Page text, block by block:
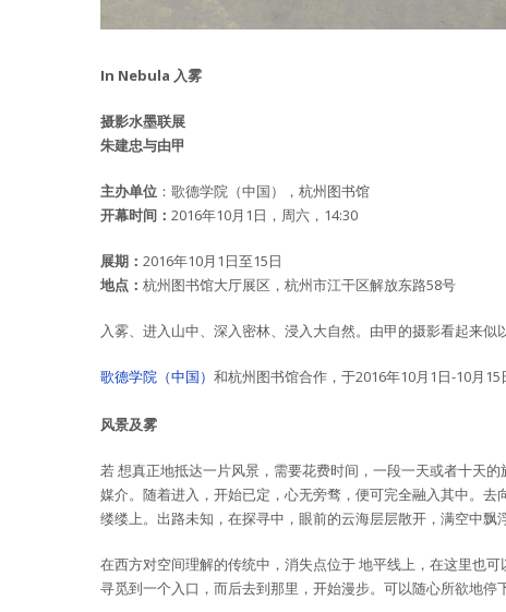
In Nebula 入雾
摄影水墨联展
朱建忠与由甲
主办单位 ：歌德学院（中国），杭州图书馆
开幕时间： 2016年10月1日，周六，14:30
展期： 2016年10月1日至15日
地点： 杭州图书馆大厅展区，杭州市江干区解放东路58号
入雾、进入山中、深入密林、浸入大自然。由甲的摄影看起来
歌德学院（中国） 和杭州图书馆合作，于2016年10月1日-10月15
风景及雾
若 想真正地抵达一片风景，需要花费时间，一段一天或者十天
媒介。随着进入，开始已定，心无旁骛，便可完全融入其中。
缕缕上。出路未知，在探寻中，眼前的云海层层散开，满空中
在西方对空间理解的传统中，消失点位于 地平线上，在这里也
寻觅到一个入口，而后去到那里，开始漫步。可以随心所欲地停